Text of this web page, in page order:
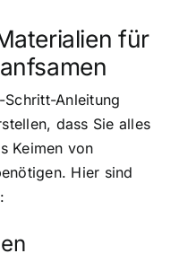
für
Anleitung
dass Sie alles
Keimen von
Hier sind